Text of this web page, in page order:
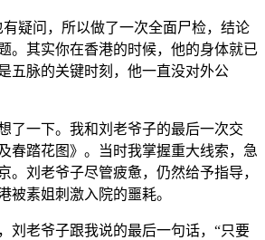
疑问，所以做了一次全面尸检，结论
。其实你在香港的时候，他的身体就已
五脉的关键时刻，他一直没对外公
了一下。我和刘老爷子的最后一次交
春踏花图》。当时我掌握重大线索，急
。刘老爷子尽管疲惫，仍然给予指导，
被素姐刺激入院的噩耗。
刘老爷子跟我说的最后一句话，“只要